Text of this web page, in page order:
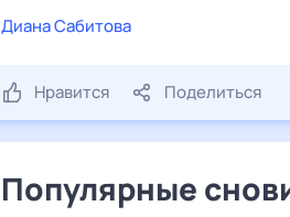
Диана Сабитова
Нравится Поделиться
Популярные